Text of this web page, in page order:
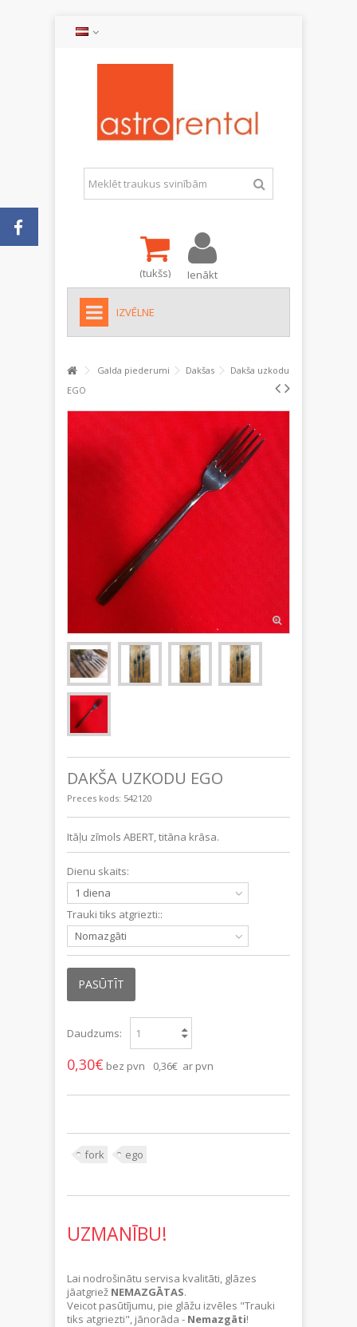
(tukšs) Ienākt
IZVĒLNE
Galda piederumi Dakšas
Dakša uzkodu
EGO
DAKŠA UZKODU EGO
Preces kods: 542120
Itāļu zīmols ABERT, titāna krāsa.
Dienu skaits:
1 diena
Trauki tiks atgriezti::
Nomazgāti
PASŪTĪT
Daudzums:
0,30€ bez pvn 0,36€ ar pvn
fork ego
UZMANĪBU!
Lai nodrošinātu servisa kvalitāti, glāzes
jāatgriež NEMAZGĀTAS.
Veicot pasūtījumu, pie glāžu izvēles "Trauki
tiks atgriezti", jānorāda - Nemazgāti!